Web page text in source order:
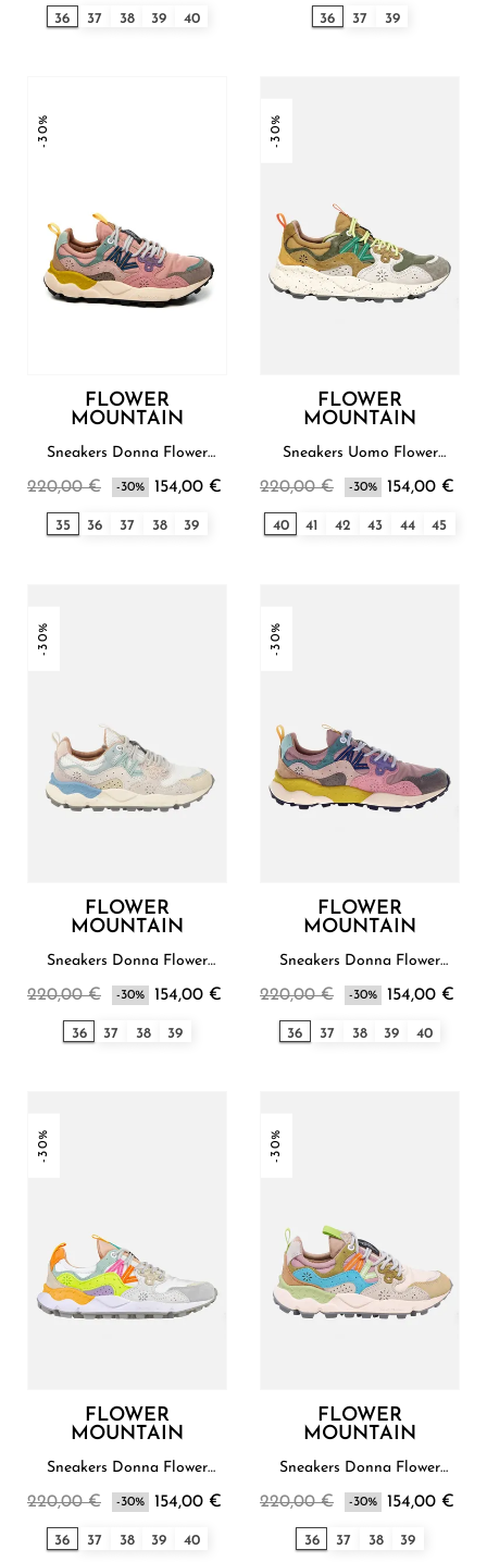
36 37 38 39 40 36 37 39
-30%
FLOWER
MOUNTAIN
Sneakers Donna Flower
220,00 € -30% 154,00 €
35 36 37 38 39
-30%
FLOWER
MOUNTAIN
Sneakers Uomo Flower
220,00 € -30% 154,00 €
40 41 42 43 44 45
-30%
FLOWER
MOUNTAIN
Sneakers Donna Flower
220,00 € -30% 154,00 €
36 37 38 39
-30%
FLOWER
MOUNTAIN
Sneakers Donna Flower
220,00 € -30% 154,00 €
36 37 38 39 40
-30%
FLOWER
MOUNTAIN
Sneakers Donna Flower
220,00 € -30% 154,00 €
36 37 38 39 40
-30%
FLOWER
MOUNTAIN
Sneakers Donna Flower
220,00 € -30% 154,00 €
36 37 38 39